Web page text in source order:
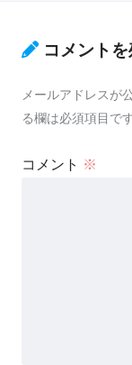
コメント
メールアドレスが
る欄は必須項目で
コメント ※